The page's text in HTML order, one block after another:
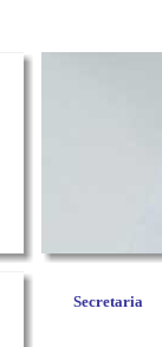
Secretaria